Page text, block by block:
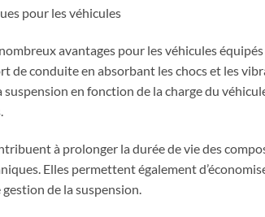
pour les véhicules
avantages pour les véhicules
de conduite en absorbant les chocs et les
en fonction de la charge du
à prolonger la durée de vie des
Elles permettent également
de la suspension.